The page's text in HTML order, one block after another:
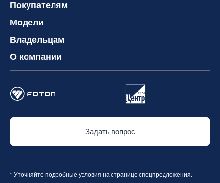
Покупателям
Модели
Владельцам
О компании
Задать вопрос
* Уточняйте подробные условия на странице спецпредложения.